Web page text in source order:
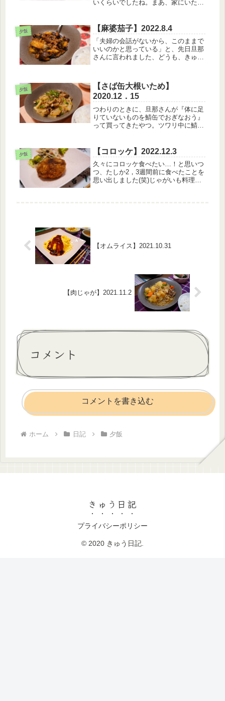
いくらいでしたね。まあ、家にいたん
か、頭痛が消えなくて、薬飲んでもダ
メだったので娘とお昼寝一緒にしまし
た...
夕飯 【麻婆茄子】2022.8.4
「夫婦の会話がないから、このままで
いいのかと思っている」と、先日旦那
さんに言われました、どうも、きゅう
ういえば麻婆茄子って最近作ったこと
ないな（というか結婚して作った記
憶...
夕飯
【さば缶大根いため】
2020.12．15
つわりのときに、旦那さんが『体に足
りていないものを鯖缶でおぎなおう』
って買ってきたやつ。ツワリ中に鯖缶
そのまま放置されていたのをついに開
封。【12月5日のメニュー】・白い
ご...
夕飯 【コロッケ】2022.12.3
久々にコロッケ食べたい…！と思いつ
つ、たしか2，3週間前に食べたことを
思い出しました(笑)じゃがいも料理も
【オムライス】2021.10.31
【肉じゃが】2021.11.2
コメント
コメントを書き込む
ホーム 日記 夕飯
きゅう日記
プライバシーポリシー
© 2020 きゅう日記.